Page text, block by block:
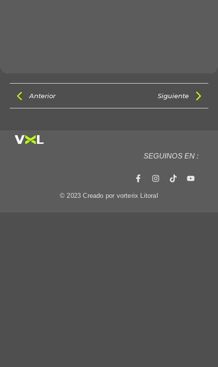
Anterior Siguiente
SEGUINOS EN :
© 2023 Creado por vorterix Litoral